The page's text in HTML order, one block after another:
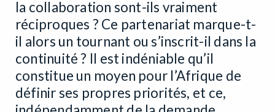
la collaboration sont-ils vraiment
réciproques ? Ce partenariat marque-t-
il alors un tournant ou s’inscrit-il dans la
continuité ? Il est indéniable qu’il
constitue un moyen pour l’Afrique de
définir ses propres priorités, et ce,